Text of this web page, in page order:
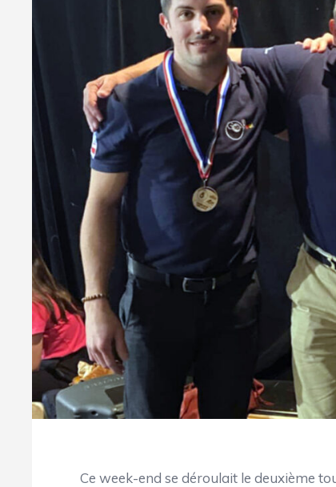
Ce week-end se déroulait le deuxième